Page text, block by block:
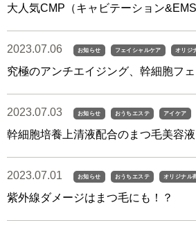
大人気CMP（キャビテーション&EMS
2023.07.06 お知らせ フェイシャルケア オリジ
究極のアンチエイジング、幹細胞フ
2023.07.03 お知らせ おうちエステ アイケア
幹細胞培養上清液配合のまつ毛美容液
2023.07.01 お知らせ おうちエステ オリジナル
紫外線ダメージはまつ毛にも！？